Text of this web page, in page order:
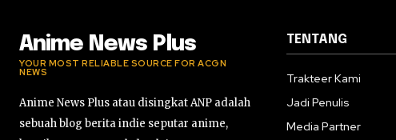
Anime News Plus
YOUR MOST RELIABLE SOURCE FOR ACGN
NEWS
Anime News Plus atau disingkat ANP adalah
sebuah blog berita indie seputar anime,
TENTANG
Trakteer Kami
Jadi Penulis
Media Partner